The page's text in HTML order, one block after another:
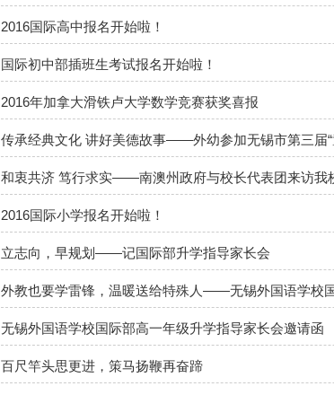
2016国际高中报名开始啦！
国际初中部插班生考试报名开始啦！
2016年加拿大滑铁卢大学数学竞赛获奖喜报
传承经典文化 讲好美德故事——外幼参加无锡市第三届“
和衷共济 笃行求实​​——南澳州政府与校长代表团来访我
2016国际小学报名开始啦！
立志向，早规划——记国际部升学指导家长会
外教也要学雷锋，温暖送给特殊人——无锡外国语学校
无锡外国语学校国际部高一年级升学指导家长会邀请函
百尺竿头思更进，策马扬鞭再奋蹄